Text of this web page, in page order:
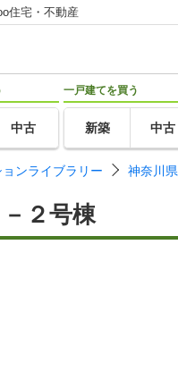
住宅・不動産
中古
一戸建てを買う
新築 中古
ョンライブラリー 神奈川県
２号棟